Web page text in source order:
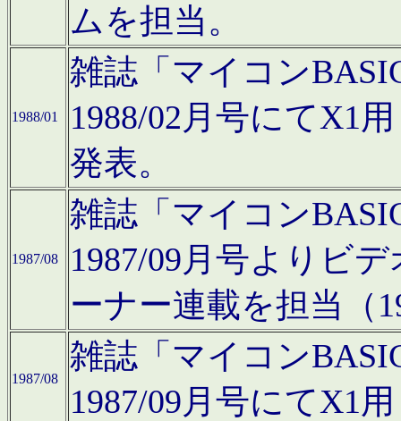
ムを担当。
1988/01
雑誌「マイコン
1988/02月号にてX1
発表。
1987/08
雑誌「マイコン
1987/09月号よりビ
ーナー連載を担当（
1987/08
雑誌「マイコン
1987/09月号にてX1